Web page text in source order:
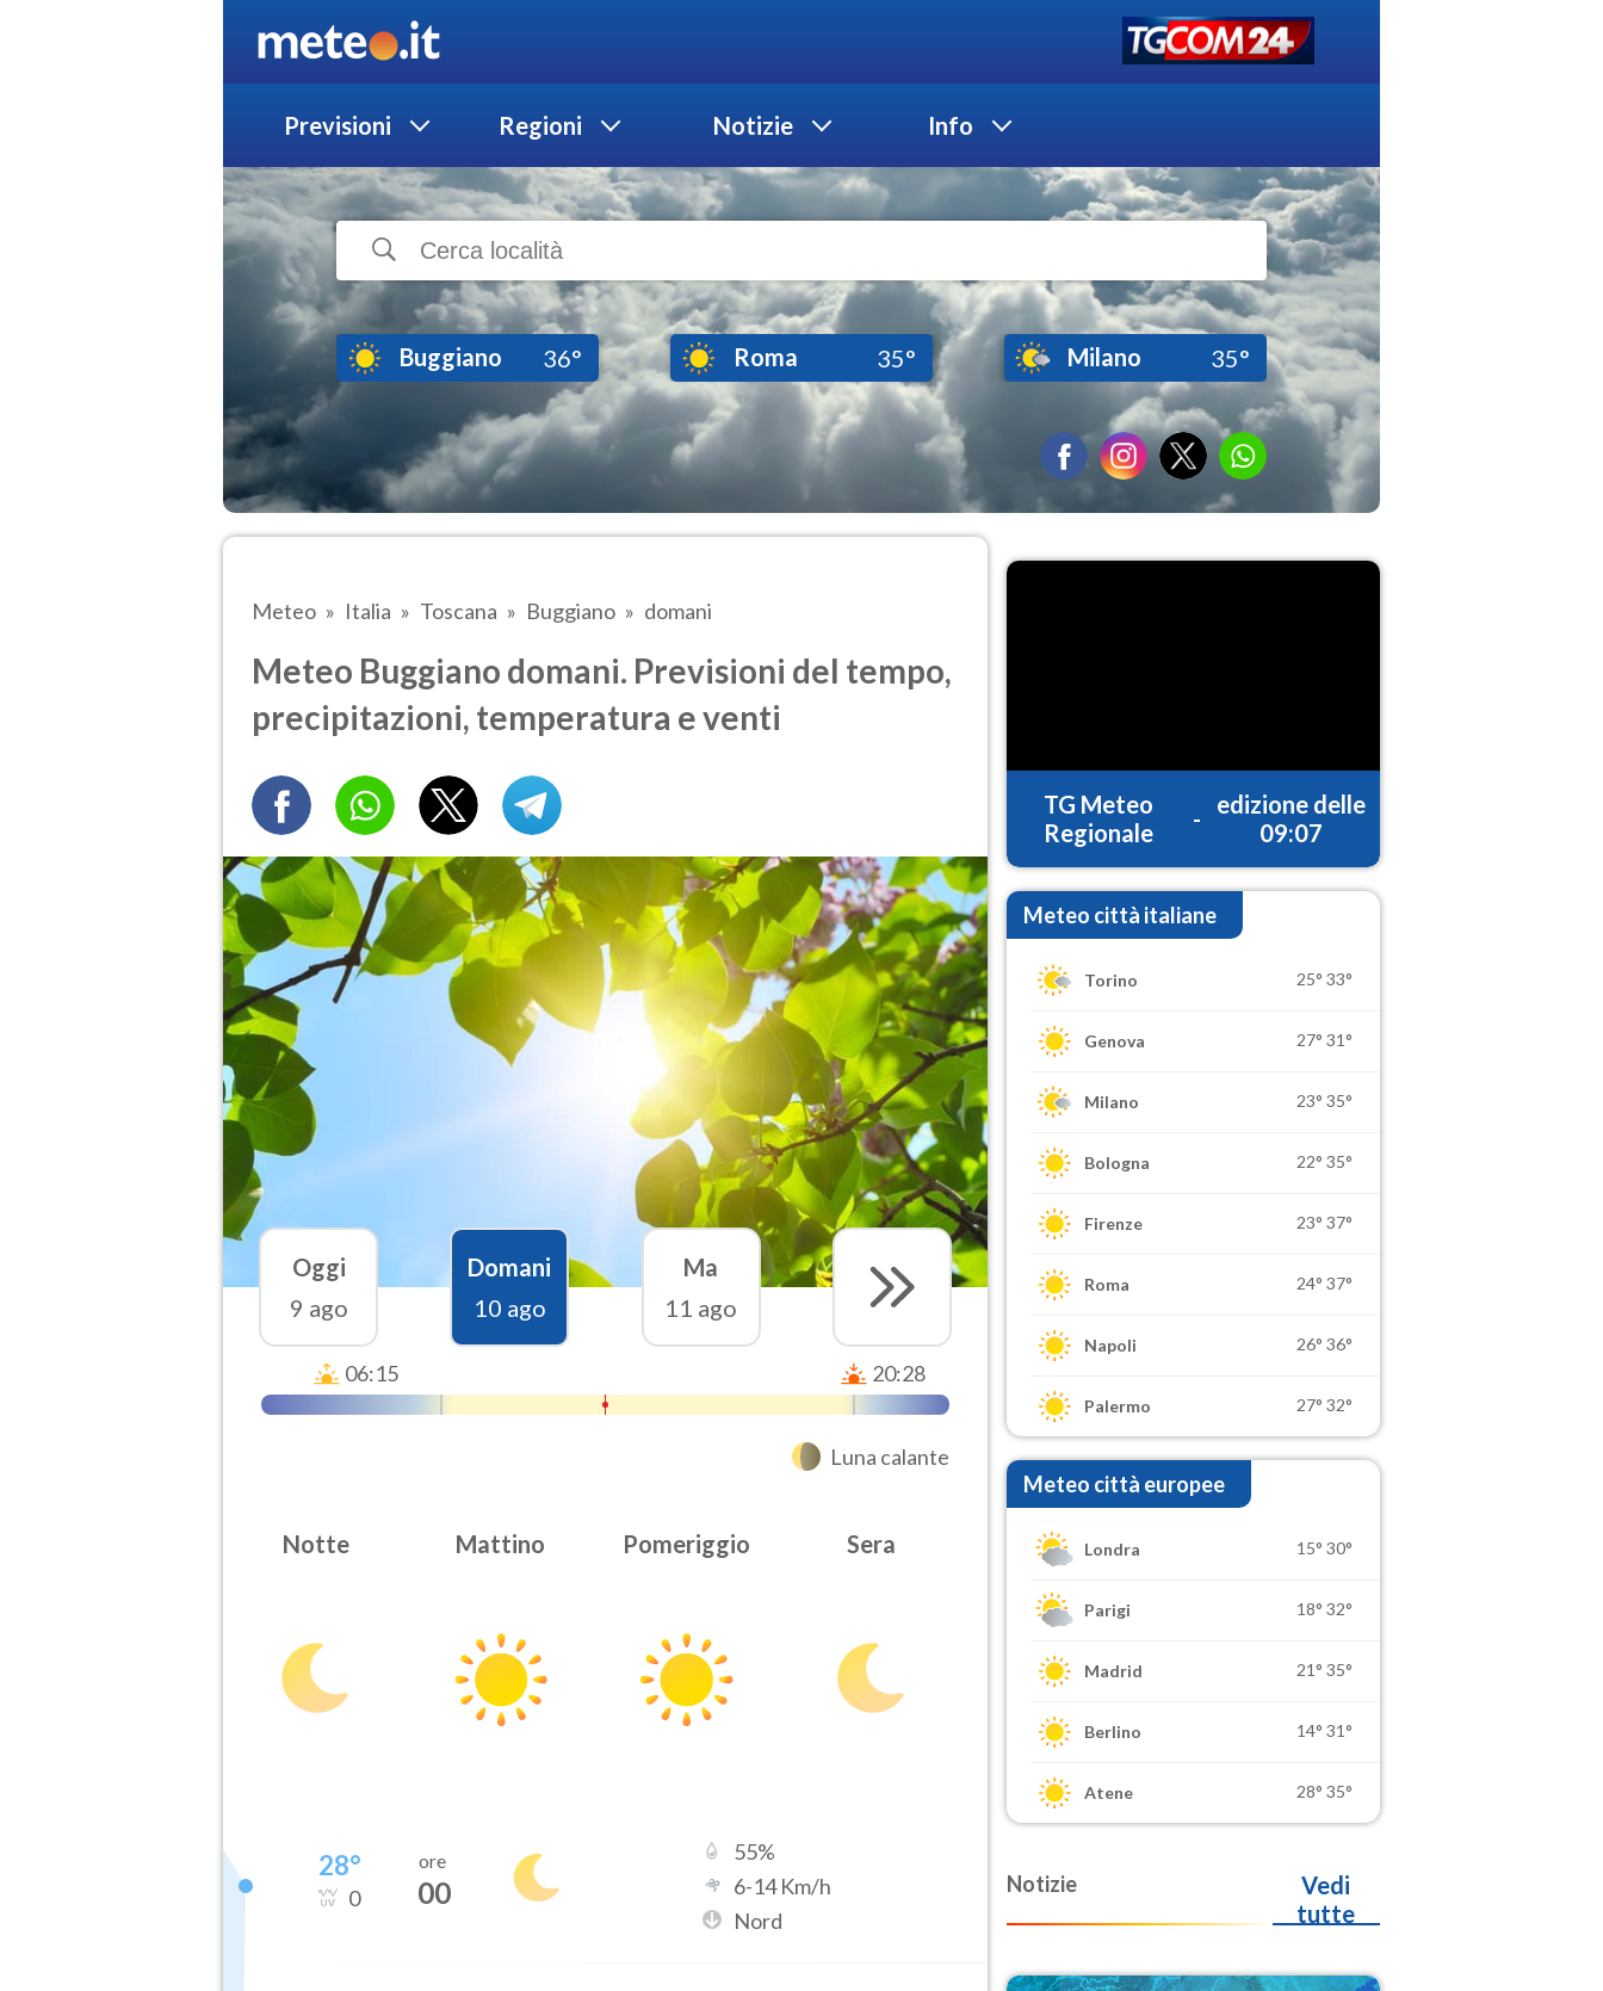
Previsioni Regioni Notizie Info
Buggiano 36° Roma 35° Milano 35°
Meteo Italia Toscana Buggiano domani
Meteo Buggiano domani. Previsioni del tempo,
precipitazioni, temperatura e venti
Oggi
9 ago
Domani
10 ago
Ma
11 ago
06:15 20:28
Luna calante
Notte Mattino Pomeriggio Sera
28°
0
ore
00
55%
6-14Km/h
Nord
TG Meteo
Regionale
-
edizione delle
09:07
Meteo città italiane
Torino 25° 33°
Genova 27° 31°
Milano 23° 35°
Bologna 22° 35°
Firenze 23° 37°
Roma 24° 37°
Napoli 26° 36°
Palermo 27° 32°
Meteo città europee
Londra 15° 30°
Parigi 18° 32°
Madrid 21° 35°
Berlino 14° 31°
Atene 28° 35°
Notizie
Vedi
tutte